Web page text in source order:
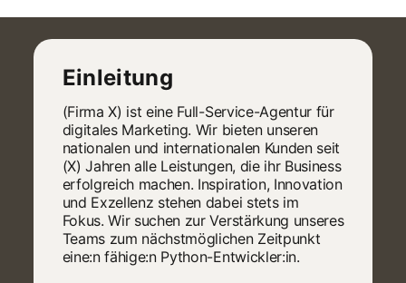
Einleitung
(Firma X) ist eine Full-Service-Agentur für
digitales Marketing. Wir bieten unseren
nationalen und internationalen Kunden seit
(X) Jahren alle Leistungen, die ihr Business
erfolgreich machen. Inspiration, Innovation
und Exzellenz stehen dabei stets im
Fokus. Wir suchen zur Verstärkung unseres
Teams zum nächstmöglichen Zeitpunkt
eine:n fähige:n Python-Entwickler:in.